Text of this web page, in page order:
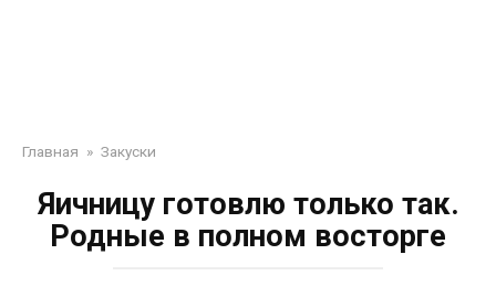
Главная » Закуски
Яичницу готовлю только так.
Родные в полном восторге